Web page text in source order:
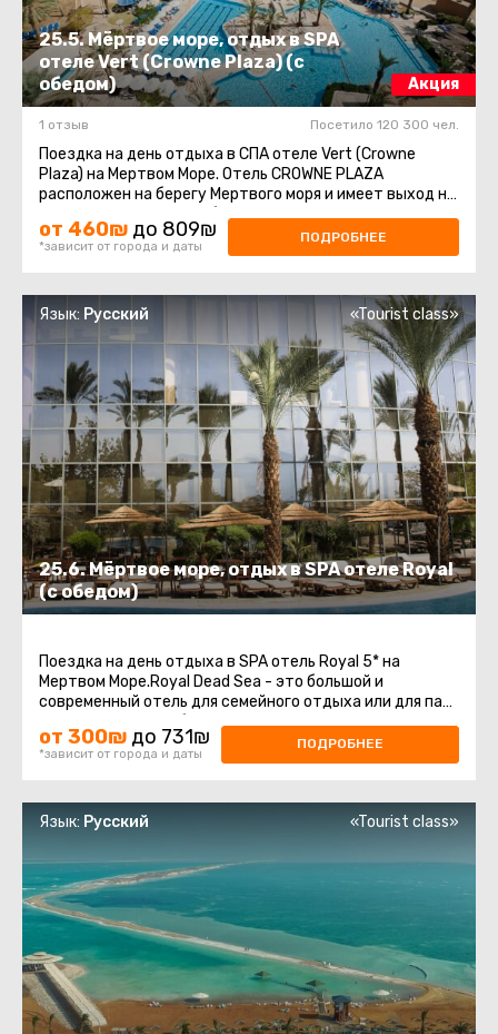
25.5. Мёртвое море, отдых в SPA
отеле Vert (Crowne Plaza) (с
обедом)
Акция
1 отзыв Посетило 120 300 чел.
Поездка на день отдыха в СПА отеле Vert (Crowne
Plaza) на Мертвом Море. Отель CROWNE PLAZA
расположен на берегу Мертвого моря и имеет выход на
прилегающий к отелю благоустроенный ...
от 460₪ до 809₪
*зависит от города и даты
ПОДРОБНЕЕ
25.6. Мёртвое море, отдых в SPA отеле Royal
(с обедом)
Язык: Русский «Tourist class»
Поездка на день отдыха в SPA отель Royal 5* на
Мертвом Море.Royal Dead Sea - это большой и
современный отель для семейного отдыха или для пар,
желающих расслабиться и насладиться ...
от 300₪ до 731₪
*зависит от города и даты
ПОДРОБНЕЕ
Язык: Русский «Tourist class»